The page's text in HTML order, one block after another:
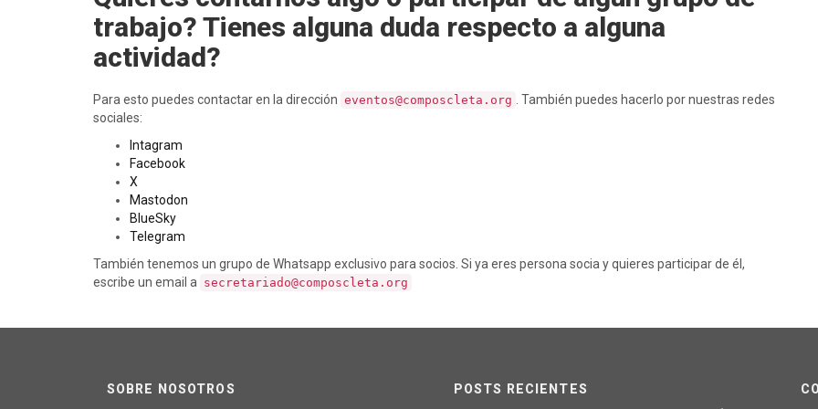
trabajo? Tienes alguna duda respecto a alguna
actividad?
Para esto puedes contactar en la dirección eventos@composcleta.org
. También puedes hacerlo por nuestras redes
sociales:
Intagram
Facebook
X
Mastodon
BlueSky
Telegram
También tenemos un grupo de Whatsapp exclusivo para socios. Si ya eres persona socia y quieres participar de él,
escribe un email a secretariado@composcleta.org
SOBRE NOSOTROS
POSTS RECIENTES